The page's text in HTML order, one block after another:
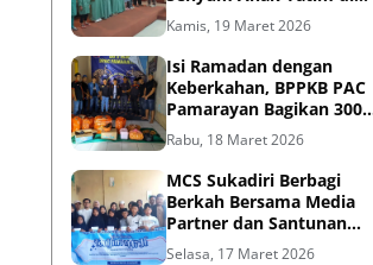
Hotel Le Semar Tangerang
Kamis, 19 Maret 2026
Isi Ramadan dengan
Keberkahan, BPPKB PAC
Pamarayan Bagikan 300
Box Takjil
Rabu, 18 Maret 2026
MCS Sukadiri Berbagi
Berkah Bersama Media
Partner dan Santunan
Yatim Piatu
Selasa, 17 Maret 2026